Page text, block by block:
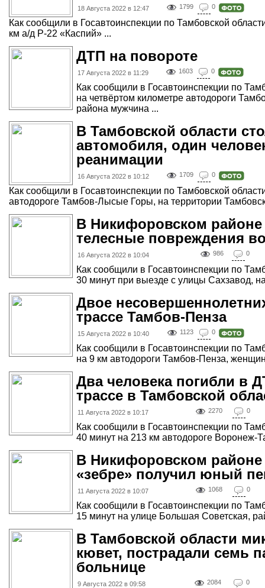
18 Августа 2022 в 12:47 1799 0
Как сообщили в Госавтоинспекции по Тамбовской
км а/д Р-22 «Каспий» ...
ДТП на повороте
17 Августа 2022 в 11:29 1603 0
Как сообщили в Госавтоинспекции по
на четвёртом километре автодороги
района мужчина ...
В Тамбовской области
автомобиля, один
реанимации
16 Августа 2022 в 10:12 1709 0
Как сообщили в Госавтоинспекции по Тамбовской
автодороге Тамбов-Лысые Горы, на территории
В Никифоровском
телесные повреждения
16 Августа 2022 в 10:04 986 0
Как сообщили в Госавтоинспекции по
30 минут при выезде с улицы Сахзавод,
Двое
трассе Тамбов-Пенза
15 Августа 2022 в 10:40 1123 0
Как сообщили в Госавтоинспекции по
на 9 км автодороги Тамбов-Пенза,
Два человека погибли в
трассе в Тамбовской
11 Августа 2022 в 10:17 2270 0
Как сообщили в Госавтоинспекции по
40 минут на 213 км автодороге Воронеж-
В Никифоровском
«зебре» получил юный
11 Августа 2022 в 10:07 1068 0
Как сообщили в Госавтоинспекции по
15 минут на улице Большая Советская,
В Тамбовской области
кювет, пострадали семь
больнице
9 Августа 2022 в 09:58 2084 0